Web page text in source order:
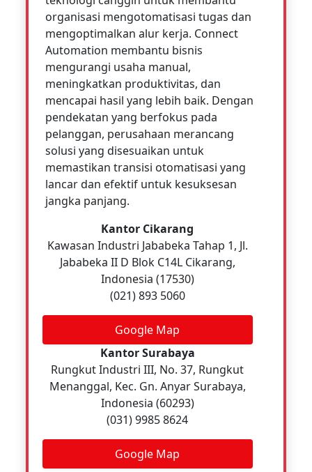
teknologi canggih untuk membantu
organisasi mengotomatisasi tugas dan
mengoptimalkan alur kerja. Connect
Automation membantu bisnis
mengurangi usaha manual,
meningkatkan produktivitas, dan
mencapai hasil yang lebih baik. Dengan
pendekatan yang berfokus pada
pelanggan, perusahaan merancang
solusi yang disesuaikan untuk
memastikan transisi otomatisasi yang
lancar dan efektif untuk kesuksesan
Kantor Cikarang
Kawasan Industri Jababeka Tahap 1, Jl.
Jababeka II D Blok C14L Cikarang,
Indonesia (17530)
Google Map
Kantor Surabaya
Rungkut Industri III, No. 37, Rungkut
Menanggal, Kec. Gn. Anyar Surabaya,
Indonesia (60293)
Google Map